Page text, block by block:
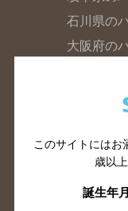
石川県の
大阪府の
滋賀県の
山口県の
島根県の
香川県の
このサイトにはお
歳以
誕生年